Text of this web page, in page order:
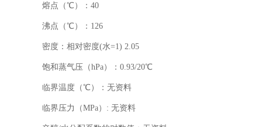
熔点（℃）：40
沸点（℃）：126
密度：相对密度(水=1) 2.05
饱和蒸气压（hPa）：0.93/20℃
临界温度（℃）：无资料
临界压力（MPa）: 无资料